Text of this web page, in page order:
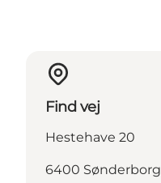
Find vej
Hestehave 20
6400 Sønderborg